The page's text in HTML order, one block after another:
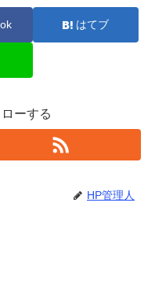
はてブ
ーする
HP管理人